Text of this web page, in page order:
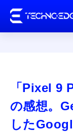
「Pixel 9
の感想。
した